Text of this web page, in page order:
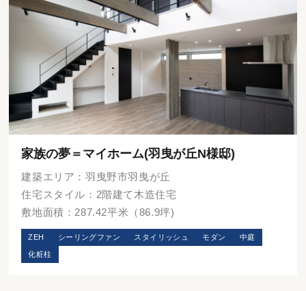
家族の夢＝マイホーム(羽曳が丘N様邸)
建築エリア：羽曳野市羽曳が丘
住宅スタイル：2階建て木造住宅
敷地面積：287.42平米（86.9坪)
ZEH シーリングファン スタイリッシュ モダン 中庭
化粧柱